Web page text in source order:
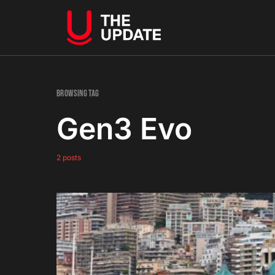
Browsing Tag
Gen3 Evo
2 posts